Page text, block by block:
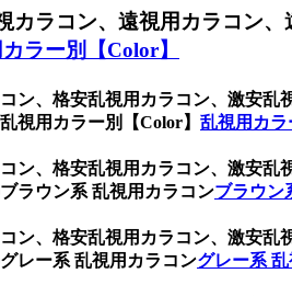
ラコン、遠視用カラコン
ラー別【Color】
、格安乱視用カラコン、激安乱
視用カラー別【Color】 乱視用カ
、格安乱視用カラコン、激安乱
ラウン系 乱視用カラコンブラウン
、格安乱視用カラコン、激安乱
レー系 乱視用カラコングレー系